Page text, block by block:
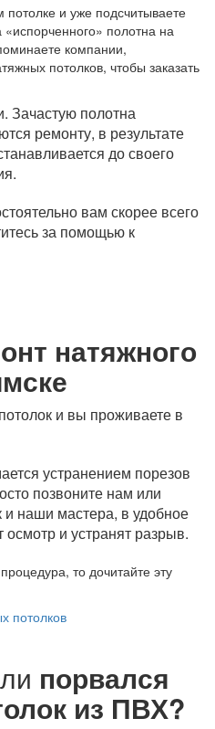
и уже подсчитываете
полотна на
компании,
потолков, чтобы заказать
Зачастую полотна
ремонту, в результате
до своего
вам скорее всего
за помощью к
натяжного
и вы проживаете в
устранением порезов
позвоните нам или
и наши мастера, в удобное
и устранят разрыв.
то дочитайте эту
порвался
из ПВХ?